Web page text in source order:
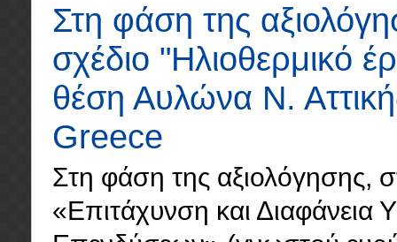
Στη φάση της
σχέδιο "Ηλιοθερμικό
θέση Αυλώνα Ν.
Greece
Στη φάση της αξιολόγησης,
«Επιτάχυνση και Διαφάνεια